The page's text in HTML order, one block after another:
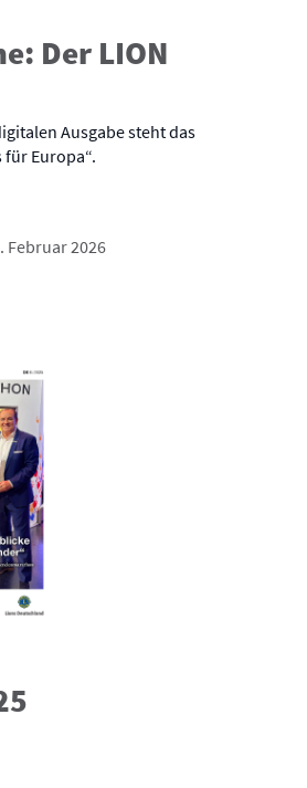
Der LION
Ausgabe steht das
Europa“.
Februar 2026